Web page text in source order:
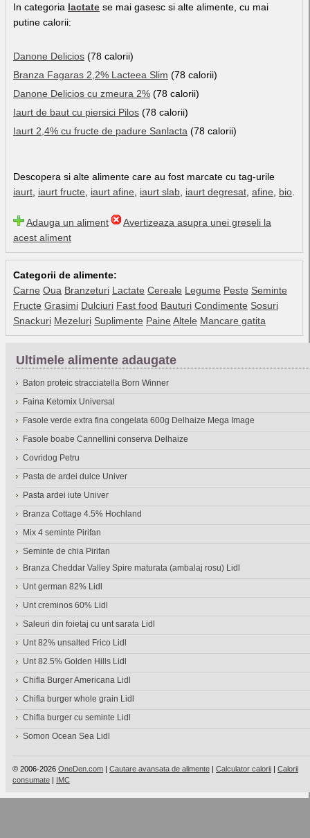
In categoria lactate se mai gasesc si alte alimente, cu mai
putine calorii:
Danone Delicios (78 calorii)
Branza Fagaras 2,2% Lacteea Slim (78 calorii)
Danone Delicios cu zmeura 2% (78 calorii)
Iaurt de baut cu piersici Pilos (78 calorii)
Iaurt 2,4% cu fructe de padure Sanlacta (78 calorii)
Descopera si alte alimente care au fost marcate cu tag-urile
iaurt iaurt fructe iaurt afine iaurt slab iaurt degresat afine bio
Adauga un aliment
Avertizeaza asupra unei greseli la
acest aliment
Categorii de alimente:
Carne Oua Branzeturi Lactate Cereale Legume Peste Seminte
Fructe Grasimi Dulciuri Fast food Bauturi Condimente Sosuri
Snackuri Mezeluri Suplimente Paine Altele Mancare gatita
Ultimele alimente adaugate
Baton proteic stracciatella Born Winner
Faina Ketomix Universal
Fasole verde extra fina congelata 600g Delhaize Mega Image
Fasole boabe Cannellini conserva Delhaize
Covridog Petru
Pasta de ardei dulce Univer
Pasta ardei iute Univer
Branza Cottage 4.5% Hochland
Mix 4 seminte Pirifan
Seminte de chia Pirifan
Branza Cheddar Valley Spire maturata (ambalaj rosu) Lidl
Unt german 82% Lidl
Unt creminos 60% Lidl
Saleuri din foietaj cu unt sarata Lidl
Unt 82% unsalted Frico Lidl
Unt 82.5% Golden Hills Lidl
Chifla Burger Americana Lidl
Chifla burger whole grain Lidl
Chifla burger cu seminte Lidl
Somon Ocean Sea Lidl
© 2006-2026 OneDen.com | Cautare avansata de alimente | Calculator calorii | Calorii
consumate | IMC